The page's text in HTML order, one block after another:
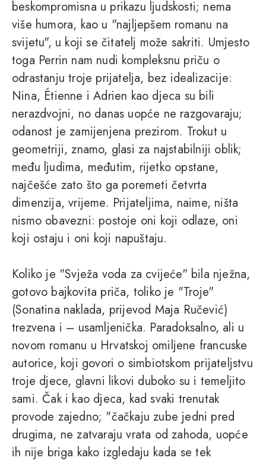
beskompromisna u prikazu ljudskosti; nema
više humora, kao u "najljepšem romanu na
svijetu", u koji se čitatelj može sakriti. Umjesto
toga Perrin nam nudi kompleksnu priču o
odrastanju troje prijatelja, bez idealizacije:
Nina, Étienne i Adrien kao djeca su bili
nerazdvojni, no danas uopće ne razgovaraju;
odanost je zamijenjena prezirom. Trokut u
geometriji, znamo, glasi za najstabilniji oblik;
među ljudima, međutim, rijetko opstane,
najčešće zato što ga poremeti četvrta
dimenzija, vrijeme. Prijateljima, naime, ništa
nismo obavezni: postoje oni koji odlaze, oni
koji ostaju i oni koji napuštaju.
Koliko je "Svježa voda za cvijeće" bila nježna,
gotovo bajkovita priča, toliko je "Troje"
(Sonatina naklada, prijevod Maja Ručević)
trezvena i – usamljenička. Paradoksalno, ali u
novom romanu u Hrvatskoj omiljene francuske
autorice, koji govori o simbiotskom prijateljstvu
troje djece, glavni likovi duboko su i temeljito
sami. Čak i kao djeca, kad svaki trenutak
provode zajedno; "čačkaju zube jedni pred
drugima, ne zatvaraju vrata od zahoda, uopće
ih nije briga kako izgledaju kada se tek